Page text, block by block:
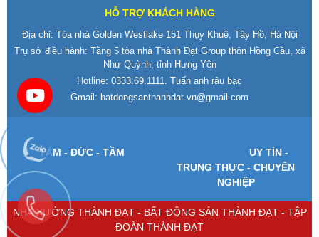
HỖ TRỢ KHÁCH HÀNG
Địa chỉ: Tòa nhà Golden Westlake 151 Thụy Khuê, Tây Hồ, Hà Nội
Trụ sở điều hành: Tầng 5 tòa nhà Thành Đạt Group thôn Hồng Cầu, xã
Như Quỳnh, tỉnh Hưng Yên
Hotline: 0333.69.1111. Tuấn anh râu bạc
Gmail: batdongsanthanhdat.vn@gmail.com
TÂM - ĐỨC - TẦM UY TÍN -
TRUNG THỰC - CHUYÊN
NGHIỆP
NHÀ XƯỞNG THÀNH ĐẠT - BẤT ĐỘNG SẢN THÀNH ĐẠT - TẬP
ĐOÀN THÀNH ĐẠT